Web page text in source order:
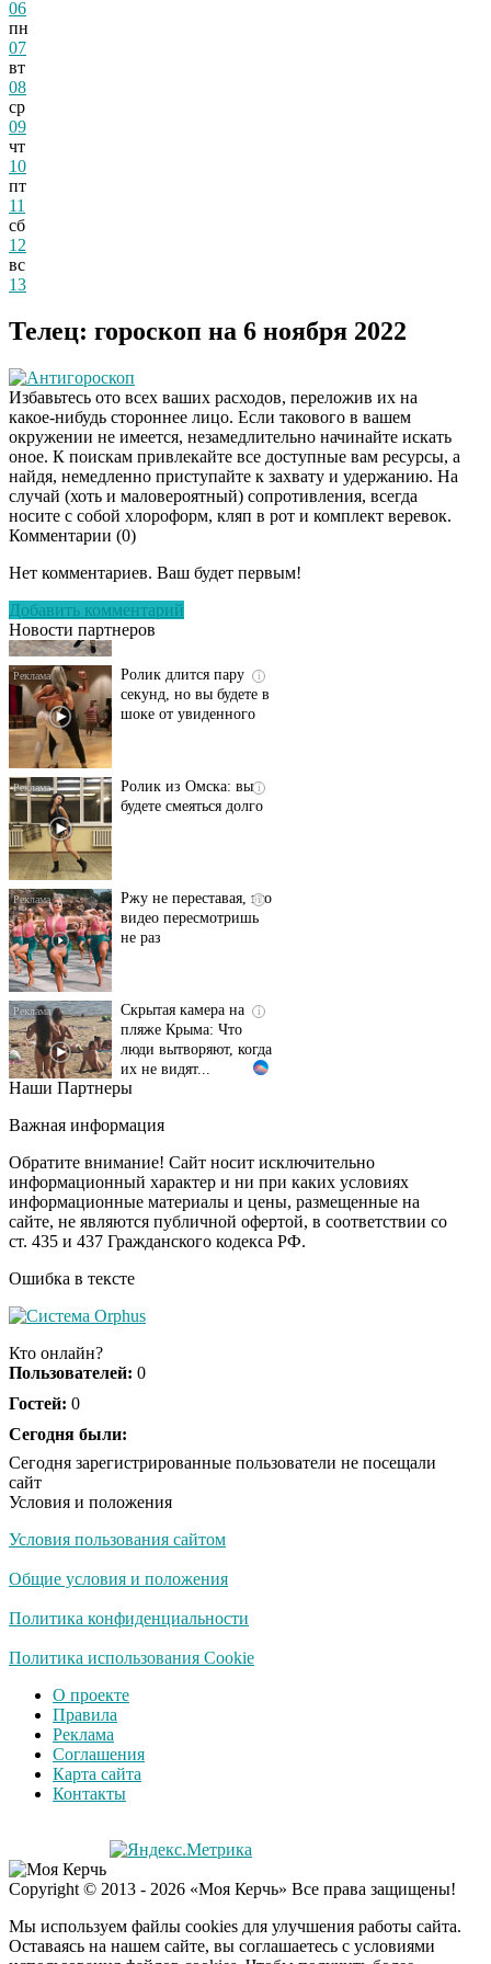
06
пн
07
вт
08
ср
09
чт
10
пт
11
сб
12
вс
13
Телец: гороскоп на 6 ноября 2022
Антигороскоп
Избавьтесь ото всех ваших расходов, переложив их на
какое-нибудь стороннее лицо. Если такового в вашем
окружении не имеется, незамедлительно начинайте искать
оное. К поискам привлекайте все доступные вам ресурсы, а
найдя, немедленно приступайте к захвату и удержанию. На
случай (хоть и маловероятный) сопротивления, всегда
носите с собой хлороформ, кляп в рот и комплект веревок.
Комментарии (0)
Нет комментариев. Ваш будет первым!
Добавить комментарий
Новости партнеров
Этот танец невесты
Пересмотрела 10 раз
секунд, но вы будете в
шоке от увиденного
будете смеяться долго
видео пересмотришь
не раз
пляже Крыма: Что
люди вытворяют, когда
их не видят...
Ролик длится
смеяться вы будете
долго
i
Королева вагона
отожгла! Видео не
оставит равнодушным
Наши Партнеры
Важная информация
Обратите внимание! Сайт носит исключительно
информационный характер и ни при каких условиях
информационные материалы и цены, размещенные на
сайте, не являются публичной офертой, в соответствии со
ст. 435 и 437 Гражданского кодекса РФ.
Ошибка в тексте
Кто онлайн?
Пользователей: 0
Гостей: 0
Сегодня были:
Сегодня зарегистрированные пользователи не посещали
сайт
Условия и положения
Условия пользования сайтом
Общие условия и положения
Политика конфиденциальности
Политика использования Cookie
О проекте
Правила
Реклама
Соглашения
Карта сайта
Контакты
Copyright © 2013 - 2026 «Моя Керчь» Все права защищены!
Мы используем файлы cookies для улучшения работы сайта.
Оставаясь на нашем сайте, вы соглашаетесь с условиями